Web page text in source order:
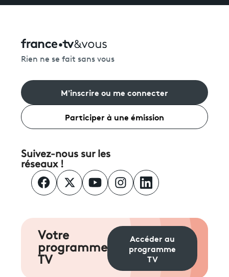
Rien ne se fait sans vous
M'inscrire ou me connecter
Participer à une émission
Suivez-nous sur les
réseaux !
Votre
programme
TV
Accéder au
programme
TV